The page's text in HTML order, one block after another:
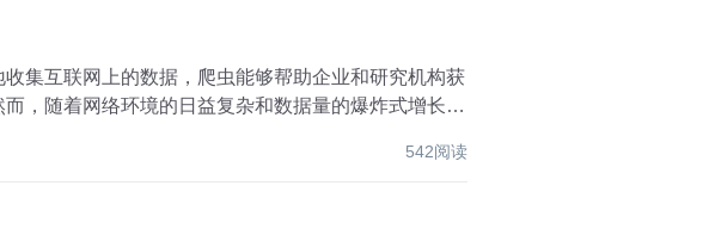
集互联网上的数据，爬虫能够帮助企业和研究机构获
，随着网络环境的日益复杂和数据量的爆炸式增长，
542阅读